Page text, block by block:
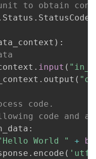
to obtain
Status . StatusCode
) :
. input (
. output (
code.
code and
:
World " +
. encode (